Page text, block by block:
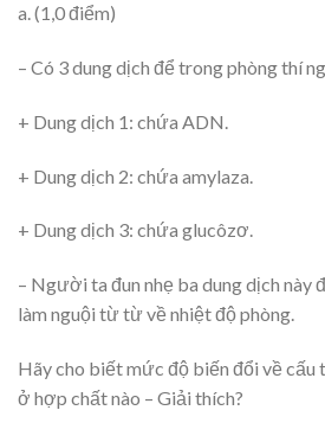
a. (1,0 điểm)
– Có 3 dung dịch để trong phòng thí
+ Dung dịch 1: chứa ADN.
+ Dung dịch 2: chứa amylaza.
+ Dung dịch 3: chứa glucôzơ.
– Người ta đun nhẹ ba dung dịch này
làm nguội từ từ về nhiệt độ phòng.
Hãy cho biết mức độ biến đổi về cấu
ở hợp chất nào – Giải thích?